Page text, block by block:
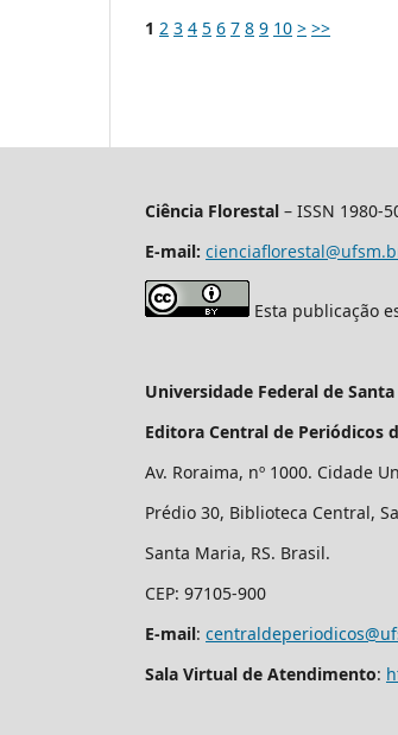
1 2 3 4 5 6 7 8 9 10 > >>
Ciência Florestal – ISSN 1980-
E-mail:
Esta publicação
Universidade Federal de
Editora Central de Periódicos
Av. Roraima, nº 1000. Cidade
Prédio 30, Biblioteca Central,
Santa Maria, RS. Brasil.
CEP: 97105-900
E-mail:
Sala Virtual de Atendimento: